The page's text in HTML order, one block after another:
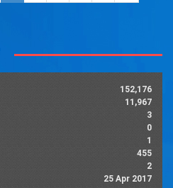
152,176
11,967
3
0
1
455
2
25 Apr 2017